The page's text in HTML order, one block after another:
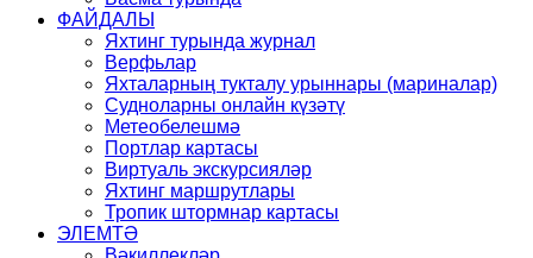
ФАЙДАЛЫ
Яхтинг турында журнал
Верфьлар
Яхталарның тукталу урыннары (мариналар)
Судноларны онлайн күзәтү
Метеобелешмә
Портлар картасы
Виртуаль экскурсияләр
Яхтинг маршрутлары
Тропик штормнар картасы
ЭЛЕМТӘ